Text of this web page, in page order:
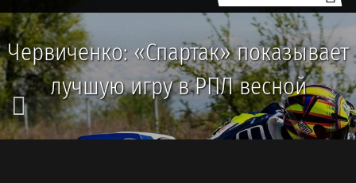
Червиченко: «Спартак» показывает
лучшую игру в РПЛ весной